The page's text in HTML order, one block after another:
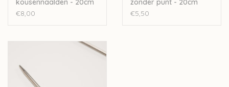
kousennaalden - 20cm
€8,00
zonder punt - 20cm
€5,50